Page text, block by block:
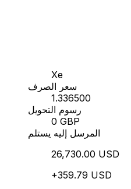
Xe
سعر الصرف
1.336500
رسوم التحويل
0 GBP
المرسل إليه يستلم
26,730.00 USD
+359.79 USD